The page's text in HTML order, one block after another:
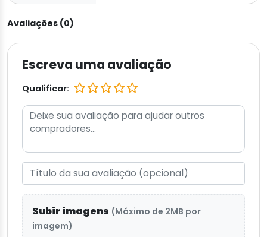
Avaliações (0)
Escreva uma avaliação
Qualificar:
Subir imagens (Máximo de 2MB por
imagem)